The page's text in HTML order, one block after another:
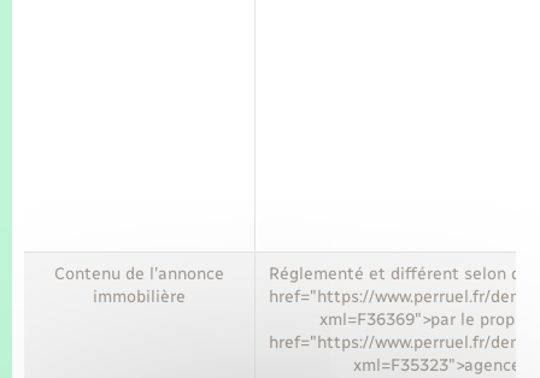
Contenu de l'annonce
immobilière
Réglementé et différent selon
href="https://www.perruel.fr/
xml=F36369">par le
href="https://www.perruel.fr/
xml=F35323">agence